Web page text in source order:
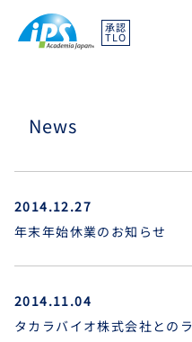
承認
TLO
News
2014.12.27
年末年始休業のお知らせ
2014.11.04
タカラバイオ株式会社との